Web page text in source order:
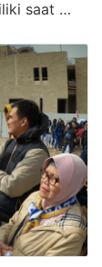
saat …